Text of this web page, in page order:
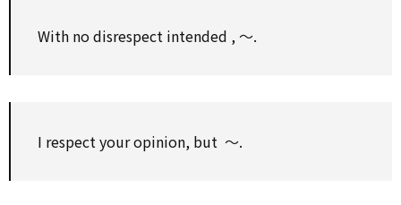
With nodisrespect intended , ～.
I respectyour opinion, but ～.